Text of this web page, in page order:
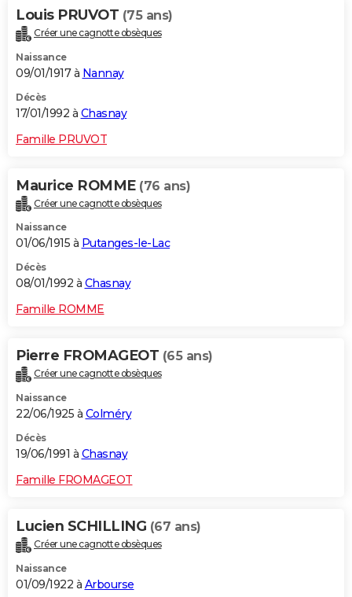
Louis PRUVOT (75 ans)
Créer une cagnotte obsèques
Naissance
09/01/1917 à Nannay
Décès
17/01/1992 à Chasnay
Famille PRUVOT
Maurice ROMME (76 ans)
Créer une cagnotte obsèques
Naissance
01/06/1915 à Putanges-le-Lac
Décès
08/01/1992 à Chasnay
Famille ROMME
Pierre FROMAGEOT (65 ans)
Créer une cagnotte obsèques
Naissance
22/06/1925 à Colméry
Décès
19/06/1991 à Chasnay
Famille FROMAGEOT
Lucien SCHILLING (67 ans)
Créer une cagnotte obsèques
Naissance
01/09/1922 à Arbourse